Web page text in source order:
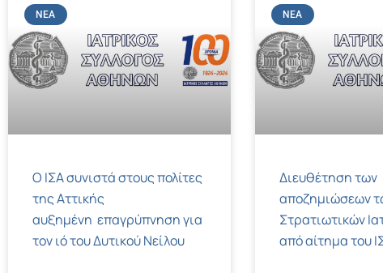
ΝΈΑ
Ο ΙΣΑ συνιστά στους πολίτες
της Αττικής
αυξημένη επαγρύπνηση για
τον ιό του Δυτικού Νείλου
ΝΈΑ
Διευθέτηση των
αποζημιώσεων
Στρατιωτικών
από αίτημα του